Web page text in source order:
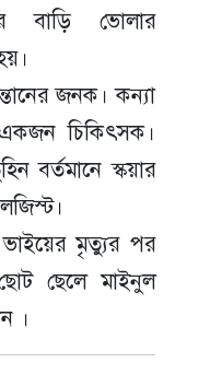
বাড়ি ভোলার
জনক। কন্যা
চিকিৎসক।
বর্তমানে স্কয়ার
মৃত্যুর পর
ছেলে মাইনুল
।